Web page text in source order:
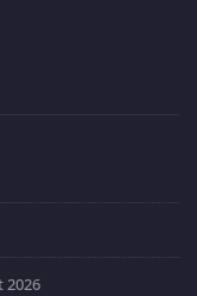
2026